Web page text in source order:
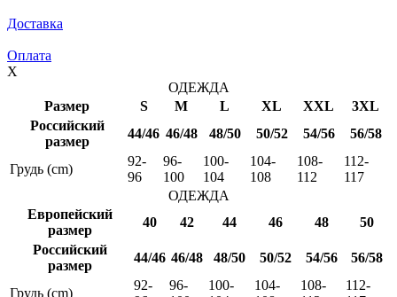
Доставка
Оплата
X
ОДЕЖДА
Размер
S M L XL XXL
3XL
Российский
размер
44/46 46/48 48/50 50/52 54/56 56/58
Грудь (cm)
92-
96
96-
100
100-
104
104-
108
108-
112
112-
117
ОДЕЖДА
Европейский
размер
40 42 44 46 48
50
Российский
размер
44/46 46/48 48/50 50/52 54/56 56/58
Грудь (cm)
92-
96-
100-
104-
108-
112-